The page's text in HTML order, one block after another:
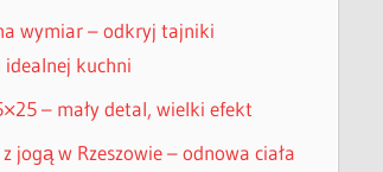
wymiar – odkryj tajniki
kuchni
– mały detal, wielki efekt
jogą w Rzeszowie – odnowa ciała